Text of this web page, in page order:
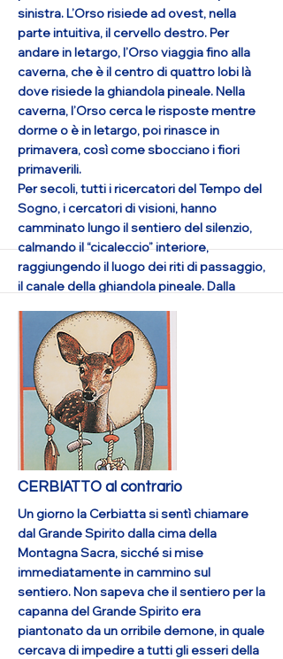
sinistra. L’Orso risiede ad ovest, nella
parte intuitiva, il cervello destro. Per
andare in letargo, l’Orso viaggia fino alla
caverna, che è il centro di quattro lobi là
dove risiede la ghiandola pineale. Nella
caverna, l’Orso cerca le risposte mentre
dorme o è in letargo, poi rinasce in
primavera, così come sbocciano i fiori
primaverili.
Per secoli, tutti i ricercatori del Tempo del
Sogno, i cercatori di visioni, hanno
camminato lungo il sentiero del silenzio,
calmando il “cicaleccio” interiore,
raggiungendo il luogo dei riti di passaggio,
il canale della ghiandola pineale. Dalla
la Capanna del Sogno e per gli altri livelli
dell’immaginazione o coscienza. Nello
scegliere l’Orso, il potere del sapere ti ho
invitato ad entrare nel silenzio e
conoscere la Capanna del Sogno, in
modo che i tuoi scopi possono realizzarsi
concretamente. Questa è la forza
dell’Orso.
More
CERBIATTO al contrario
Un giorno la Cerbiatta si sentì chiamare
dal Grande Spirito dalla cima della
Montagna Sacra, sicché si mise
immediatamente in cammino sul
sentiero. Non sapeva che il sentiero per la
capanna del Grande Spirito era
piantonato da un orribile demone, in quale
cercava di impedire a tutti gli esseri della